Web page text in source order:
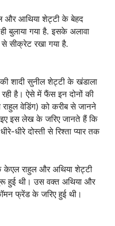
और आथिया शेट्टी के बेहद
बुलाया गया है. इसके अलावा
से सीक्रेट रखा गया है.
शादी सुनील शेट्टी के खंडाला
है। ऐसे में फैंस इन दोनों की
वेडिंग) को करीब से जानने
इस लेख के जरिए जानते हैं कि
धीरे दोस्ती से रिश्ता प्यार तक
केएल राहुल और अथिया शेट्टी
हुई थी। उस वक्त अथिया और
फ्रेंड के जरिए हुई थी।